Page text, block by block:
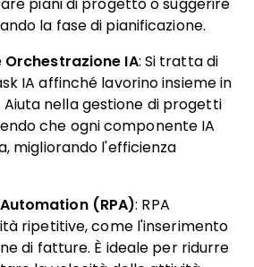
piani di progetto o suggerire
la fase di pianificazione.
Orchestrazione IA: Si tratta di
IA affinché lavorino insieme in
Aiuta nella gestione di progetti
che ogni componente IA
migliorando l'efficienza
(RPA): RPA
ripetitive, come l'inserimento
di fatture. È ideale per ridurre